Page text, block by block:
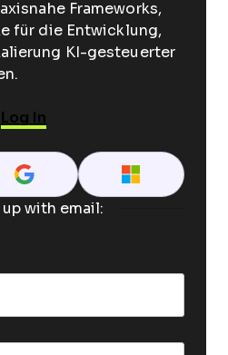
Frameworks,
für die Entwicklung,
KI-gesteuerter
Log In
with email: